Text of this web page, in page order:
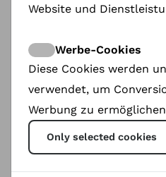
5 Documentary's
MORIA SIX
Want to meet us at the
about our Platform?
Priya Woods our
will able to answer all
spot.
Make your booking here:
Website und
Werbe-Cookies
Diese Cookies werden
verwendet, um
Werbung zu
Only selected cookies